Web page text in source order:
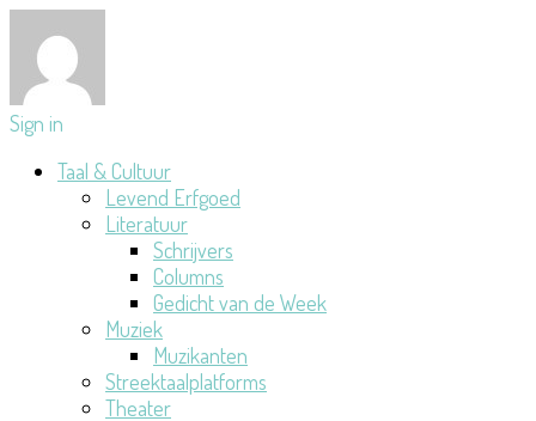
Sign in
Taal & Cultuur
Levend Erfgoed
Literatuur
Schrijvers
Columns
Gedicht van de Week
Muziek
Muzikanten
Streektaalplatforms
Theater